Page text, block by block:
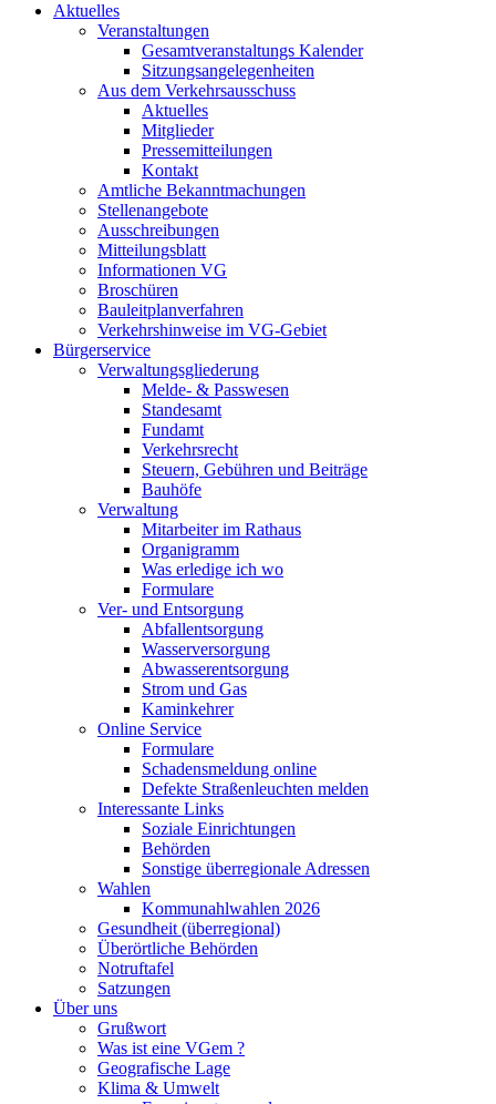
Aktuelles
Veranstaltungen
Gesamtveranstaltungs Kalender
Sitzungsangelegenheiten
Aus dem Verkehrsausschuss
Aktuelles
Mitglieder
Pressemitteilungen
Kontakt
Amtliche Bekanntmachungen
Stellenangebote
Ausschreibungen
Mitteilungsblatt
Informationen VG
Broschüren
Bauleitplanverfahren
Verkehrshinweise im VG-Gebiet
Bürgerservice
Verwaltungsgliederung
Melde- & Passwesen
Standesamt
Fundamt
Verkehrsrecht
Steuern, Gebühren und Beiträge
Bauhöfe
Verwaltung
Mitarbeiter im Rathaus
Organigramm
Was erledige ich wo
Formulare
Ver- und Entsorgung
Abfallentsorgung
Wasserversorgung
Abwasserentsorgung
Strom und Gas
Kaminkehrer
Online Service
Formulare
Schadensmeldung online
Defekte Straßenleuchten melden
Interessante Links
Soziale Einrichtungen
Behörden
Sonstige überregionale Adressen
Wahlen
Kommunahlwahlen 2026
Gesundheit (überregional)
Überörtliche Behörden
Notruftafel
Satzungen
Über uns
Grußwort
Was ist eine VGem ?
Geografische Lage
Klima & Umwelt